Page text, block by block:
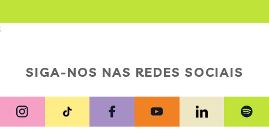
;
SIGA-NOS NAS REDES SOCIAIS